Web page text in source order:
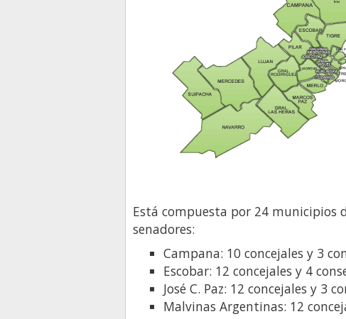
Está compuesta por 24 municipios
senadores:
Campana: 10 concejales y 3
Escobar: 12 concejales y 4
José C. Paz: 12 concejales y 3
Malvinas Argentinas: 12